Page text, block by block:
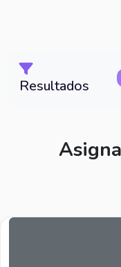
Resultados